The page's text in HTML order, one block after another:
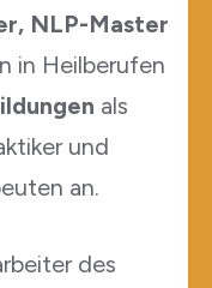
NLP-Master
in Heilberufen
als
und
an.
des